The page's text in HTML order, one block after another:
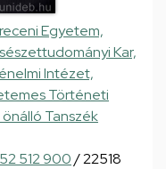
Egyetem,
Kar,
Intézet,
Történeti
Tanszék
512 900/ 22518